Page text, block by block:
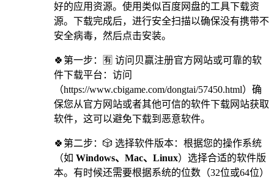
好的应用资源。使用类似百度网盘的工具下载资
源。下载完成后，进行安全扫描以确保没有携带不
安全病毒，然后点击安装。
🍀第一步：🈶 访问贝赢注册官方网站或可靠的软
件下载平台：访问
（https://www.cbigame.com/dongtai/57450.html）确
保您从官方网站或者其他可信的软件下载网站获取
软件，这可以避免下载到恶意软件。
🍀第二步：🎲 选择软件版本：根据您的操作系统
（如 Windows、Mac、Linux）选择合适的软件版
本。有时候还需要根据系统的位数（32位或64位）